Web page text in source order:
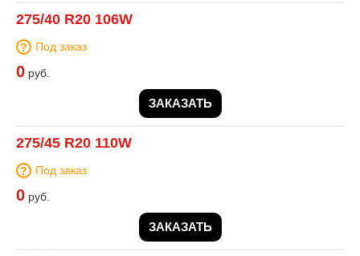
275/40 R20 106W
Под заказ
0 руб.
ЗАКАЗАТЬ
275/45 R20 110W
Под заказ
0 руб.
ЗАКАЗАТЬ